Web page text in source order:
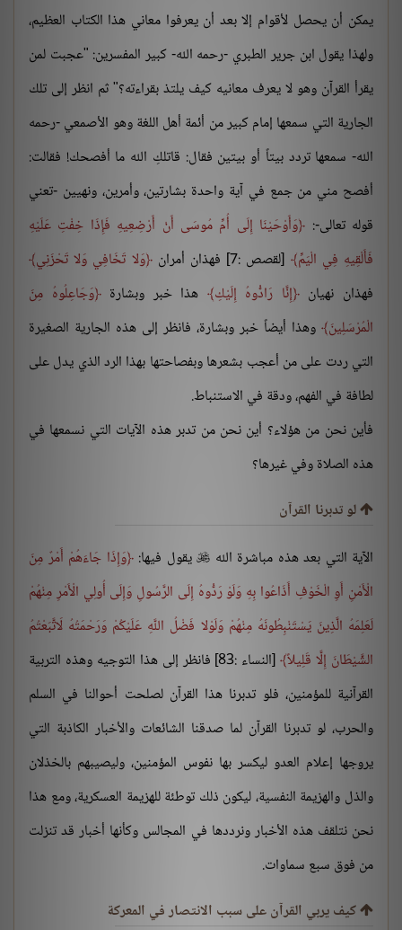
يمكن أن يحصل لأقوام إلا بعد أن يعرفوا معاني هذا الكتاب العظيم،
ولهذا يقول ابن جرير الطبري -رحمه الله- كبير المفسرين: "عجبت لمن
يقرأ القرآن وهو لا يعرف معانيه كيف يلتذ بقراءته؟" ثم انظر إلى تلك
الجارية التي سمعها إمام كبير من أئمة أهل اللغة وهو الأصمعي -رحمه
الله- سمعها تردد بيتاً أو بيتين فقال: قاتلكِ الله ما أفصحك! فقالت:
أفصح مني من جمع في آية واحدة بشارتين، وأمرين، ونهيين -تعني
قوله تعالى-:
وَأَوْحَيْنَا إِلَى أُمِّ مُوسَى أَنْ أَرْضِعِيهِ فَإِذَا خِفْتِ عَلَيْهِ
فَأَلْقِيهِ فِي الْيَمِّ [لقصص :7] فهذان أمران
وَلا تَخَافِي وَلا تَحْزَنِي
فهذان نهيان إِنَّا رَادُّوهُ إِلَيْكِ هذا خبر وبشارة وَجَاعِلُوهُ مِنَ
الْمُرْسَلِينَ وهذا أيضاً خبر وبشارة، فانظر إلى هذه الجارية الصغيرة
التي ردت على من أعجب بشعرها وبفصاحتها بهذا الرد الذي يدل على
لطافة في الفهم، ودقة في الاستنباط.
فأين نحن من هؤلاء؟ أين نحن من تدبر هذه الآيات التي نسمعها في
هذه الصلاة وفي غيرها؟
لو تدبرنا القرآن
الآية التي بعد هذه مباشرة الله  يقول فيها: وَإِذَا جَاءَهُمْ أَمْرٌ مِنَ
الْأَمْنِ أَوِ الْخَوْفِ أَذَاعُوا بِهِ وَلَوْ رَدُّوهُ إِلَى الرَّسُولِ وَإِلَى أُولِي الْأَمْرِ مِنْهُمْ
لَعَلِمَهُ الَّذِينَ يَسْتَنْبِطُونَهُ مِنْهُمْ وَلَوْلا فَضْلُ اللَّهِ عَلَيْكُمْ وَرَحْمَتُهُ لَاتَّبَعْتُمُ
الشَّيْطَانَ إِلَّا قَلِيلاً
[النساء :83] فانظر إلى هذا التوجيه وهذه التربية
القرآنية للمؤمنين، فلو تدبرنا هذا القرآن لصلحت أحوالنا في السلم
والحرب، لو تدبرنا القرآن لما صدقنا الشائعات والأخبار الكاذبة التي
يروجها إعلام العدو ليكسر بها نفوس المؤمنين، وليصيبهم بالخذلان
والذل والهزيمة النفسية، ليكون ذلك توطئة للهزيمة العسكرية، ومع هذا
نحن نتلقف هذه الأخبار ونرددها في المجالس وكأنها أخبار قد تنزلت
من فوق سبع سماوات.
كيف يربي القرآن على سبب الانتصار في المعركة